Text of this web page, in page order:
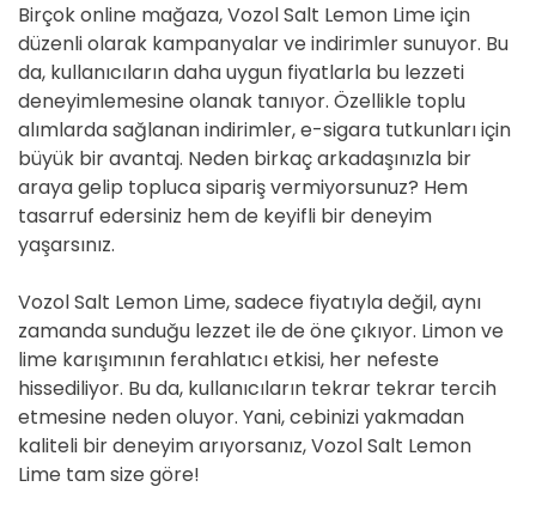
Birçok online mağaza, Vozol Salt Lemon Lime için
düzenli olarak kampanyalar ve indirimler sunuyor. Bu
da, kullanıcıların daha uygun fiyatlarla bu lezzeti
deneyimlemesine olanak tanıyor. Özellikle toplu
alımlarda sağlanan indirimler, e-sigara tutkunları için
büyük bir avantaj. Neden birkaç arkadaşınızla bir
araya gelip topluca sipariş vermiyorsunuz? Hem
tasarruf edersiniz hem de keyifli bir deneyim
yaşarsınız.
Vozol Salt Lemon Lime, sadece fiyatıyla değil, aynı
zamanda sunduğu lezzet ile de öne çıkıyor. Limon ve
lime karışımının ferahlatıcı etkisi, her nefeste
hissediliyor. Bu da, kullanıcıların tekrar tekrar tercih
etmesine neden oluyor. Yani, cebinizi yakmadan
kaliteli bir deneyim arıyorsanız, Vozol Salt Lemon
Lime tam size göre!